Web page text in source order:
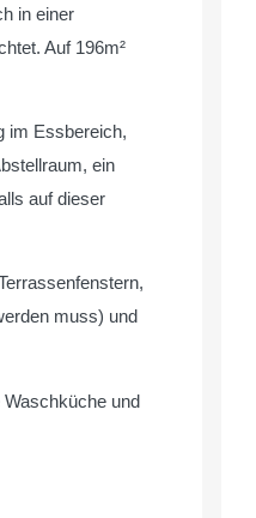
in einer
Auf 196m²
im Essbereich,
ein
auf dieser
muss) und
und